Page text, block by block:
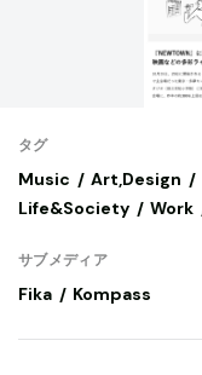
タグ
Music Art,Design
Life&Society
Work
サブメディア
Fika Kompass